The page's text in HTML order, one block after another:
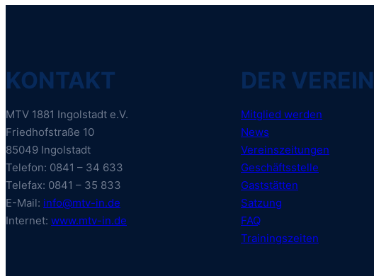
KONTAKT
MTV 1881 Ingolstadt e.V.
Friedhofstraße 10
85049 Ingolstadt
Telefon: 0841 – 34 633
Telefax: 0841 – 35 833
E-Mail: info@mtv-in.de
Internet: www.mtv-in.de
DER VEREIN
Mitglied werden
News
Vereinszeitungen
Geschäftsstelle
Gaststätten
Satzung
FAQ
Trainingszeiten